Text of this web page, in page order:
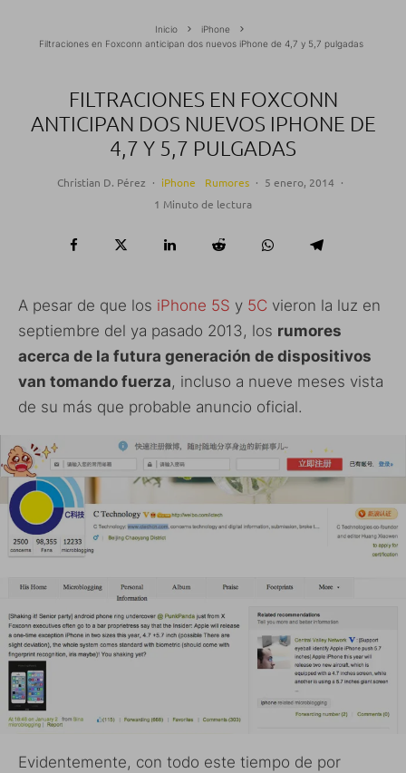
Inicio
iPhone
Filtraciones en Foxconn anticipan dos nuevos iPhone de 4,7 y 5,7 pulgadas
FILTRACIONES EN FOXCONN
ANTICIPAN DOS NUEVOS IPHONE DE
4,7 Y 5,7 PULGADAS
Christian D. Pérez · iPhone Rumores · 5 enero, 2014 ·
1 Minuto de lectura
A pesar de que los iPhone 5S y 5C vieron la luz en
septiembre del ya pasado 2013, los rumores
acerca de la futura generación de dispositivos
van tomando fuerza, incluso a nueve meses vista
de su más que probable anuncio oficial.
Evidentemente, con todo este tiempo de por